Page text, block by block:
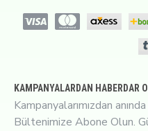
KAMPANYALARDAN HABERDAR
Kampanyalarımızdan
Bültenimize Abone Olun.